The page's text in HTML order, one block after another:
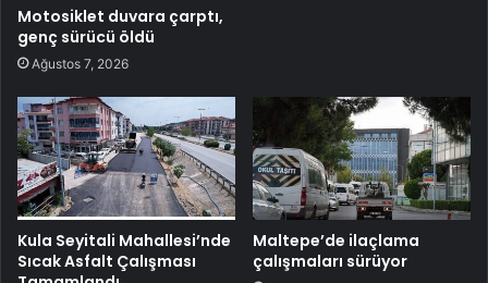
Motosiklet duvara çarptı,
genç sürücü öldü
Ağustos 7, 2026
Kula Seyitali Mahallesi’nde
Sıcak Asfalt Çalışması
Maltepe’de ilaçlama
çalışmaları sürüyor